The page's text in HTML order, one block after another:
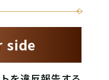
side